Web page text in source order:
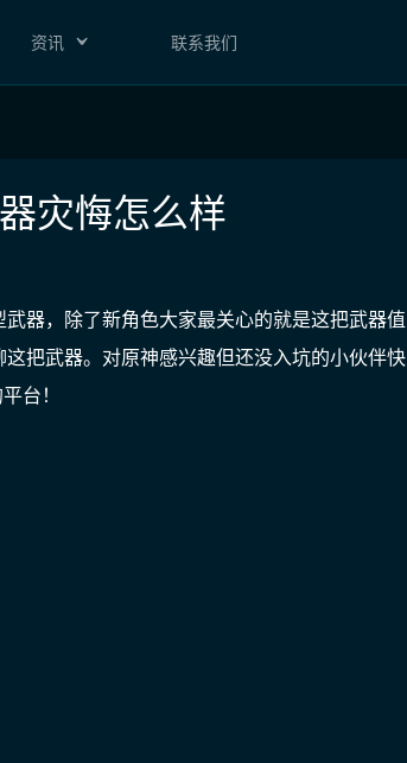
资讯 联系我们
灾悔怎么样
器，除了新角色大家最关心的就是这把武器值
把武器。对原神感兴趣但还没入坑的小伙伴快
台 ！